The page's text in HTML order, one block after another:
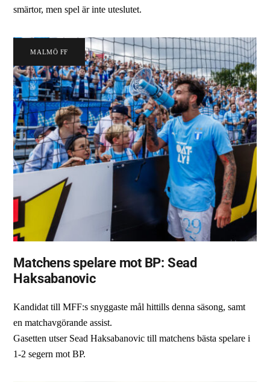
smärtor, men spel är inte uteslutet.
MALMÖ FF
Matchens spelare mot BP: Sead
Haksabanovic
Kandidat till MFF:s snyggaste mål hittills denna säsong, samt
en matchavgörande assist.
Gasetten utser Sead Haksabanovic till matchens bästa spelare i
1-2 segern mot BP.